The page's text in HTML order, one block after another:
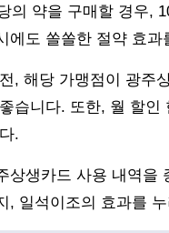
의 약을 구매할 경우,
에도 쏠쏠한 절약 효과
, 해당 가맹점이 광주
습니다. 또한, 월 할
.
상생카드 사용 내역을
, 일석이조의 효과를